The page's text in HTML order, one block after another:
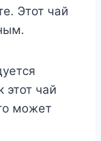
Этот чай
чай
может